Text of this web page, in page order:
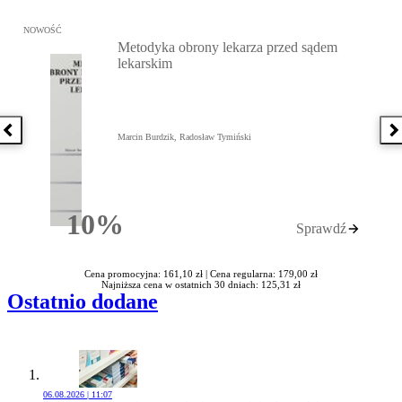
Poprzednia książka
Przejdź do: Metodyka obrony lekarza przed sądem lekarskim,
NOWOŚĆ
10%Rabatu
Metodyka obrony lekarza przed sądem
lekarskim
Marcin Burdzik, Radosław Tymiński
Sprawdź
Cena promocyjna: 161,10 zł | Cena regularna: 179,00 zł
Najniższa cena w ostatnich 30 dniach: 125,31 zł
Ostatnio dodane
06.08.2026 | 11:07